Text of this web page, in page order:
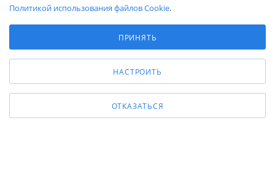
Общество с ограниченной ответственностью «Белапекс», ИНН
9724044802
Обращаем ваше внимание, что вся представленная на сайте
информация носит исключительно информационный характер и не
Вы принимаете условия
Политикой использования файлов Cookie.
Аналитические/Функциональные
ПРИНЯТЬ
НАСТРОИТЬ
ОТКАЗАТЬСЯ